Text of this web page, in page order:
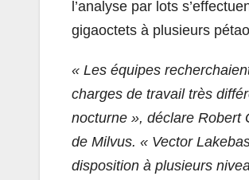
l’analyse par lots
gigaoctets à plusieurs
« Les équipes
charges de travail très
nocturne », déclare Robert
de Milvus. « Vector
disposition à plusieurs